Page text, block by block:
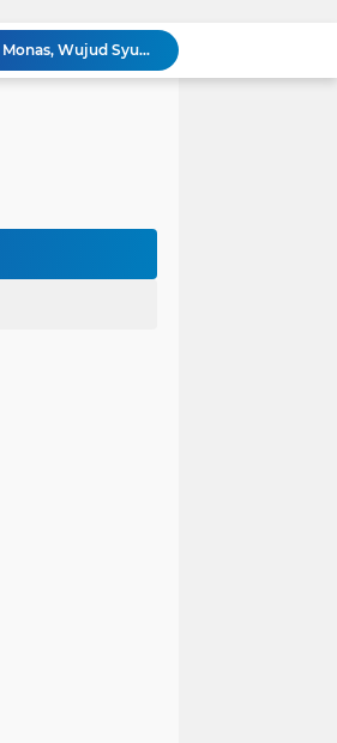
100.000 Jemaah Hadiri Zikir dan Doa Kebangsaan di Monas, Wujud Syukur atas Kemerdekaan
Wali Kota Lantik Dewan Pengawas dan Direksi BUMD, Tegaskan Komitmen pada Kinerja dan Integritas
Mahasiswa KKN Kelompok 2 UIN Siber Cirebon Dampingi Anak-Anak Ikuti Program Rumah Mengaji